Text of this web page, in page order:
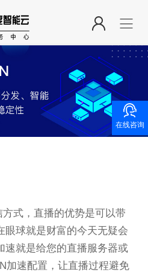
式，直播的优势是可以带
眼球就是财富的今天无疑会
速就是给您的直播服务器或
加速配置，让直播过程避免

在线咨询